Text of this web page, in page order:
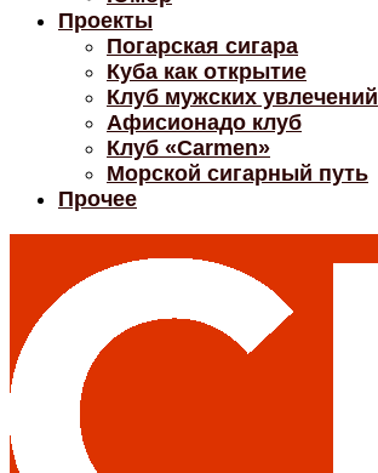
Проекты
Погарская сигара
Куба как открытие
Клуб мужских увлечений
Афисионадо клуб
Клуб «Carmen»
Морской сигарный путь
Прочее